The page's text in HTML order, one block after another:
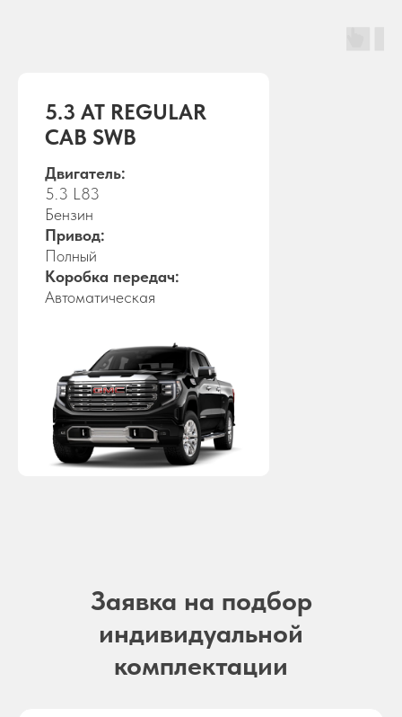
5.3 AT REGULAR
CAB SWB
Двигатель:
5.3 L83
Бензин
Привод:
Полный
Коробка передач:
Автоматическая
Заявка на подбор
индивидуальной
комплектации